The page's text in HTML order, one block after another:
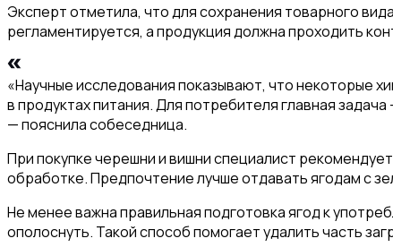
Эксперт отметила, что для сохранения товарного
регламентируется, а продукция должна проходить
«Научные исследования показывают, что некоторые
в продуктах питания. Для потребителя главная
— пояснила собеседница.
При покупке черешни и вишни специалист
обработке. Предпочтение лучше отдавать ягодам с
Не менее важна правильная подготовка ягод к
ополоснуть. Такой способ помогает удалить часть